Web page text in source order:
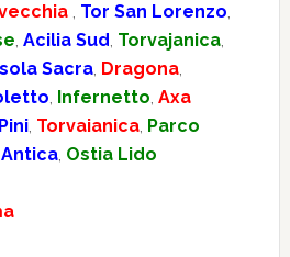
, Tor San Lorenzo,
, Acilia Sud, Torvajanica,
Sacra, Dragona,
, Infernetto, Axa
, Torvaianica, Parco
, Ostia Lido